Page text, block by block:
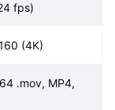
fps)
(4K)
.mov, MP4,